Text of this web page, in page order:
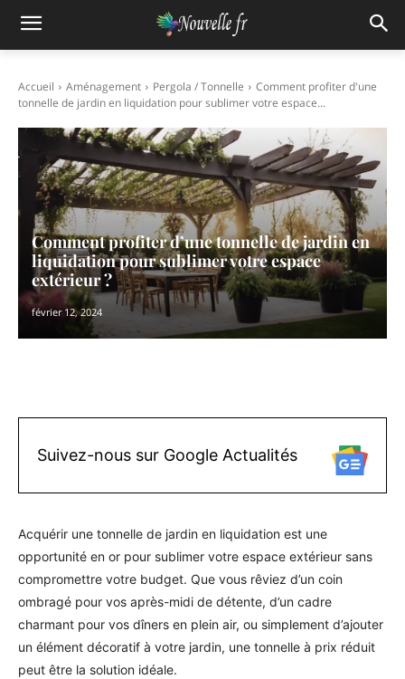
Accueil Aménagement Pergola / Tonnelle
Comment profiter d'une
tonnelle de jardin en liquidation pour sublimer votre espace...
Comment profiter d’une tonnelle de jardin en
liquidation pour sublimer votre espace
extérieur ?
février 12, 2024
Suivez-nous sur Google Actualités
Acquérir une tonnelle de jardin en liquidation est une
opportunité en or pour sublimer votre espace extérieur sans
compromettre votre budget. Que vous rêviez d’un coin
ombragé pour vos après-midi de détente, d’un cadre
charmant pour vos dîners en plein air, ou simplement d’ajouter
un élément décoratif à votre jardin, une tonnelle à prix réduit
peut être la solution idéale.